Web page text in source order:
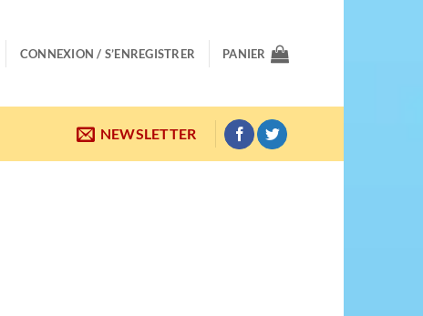
CONNEXION / S’ENREGISTRER PANIER
NEWSLETTER